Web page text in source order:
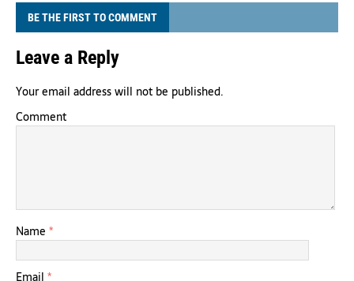
BE THE FIRST TO COMMENT
Leave a Reply
Your email address will not be published.
Comment
Name *
Email *